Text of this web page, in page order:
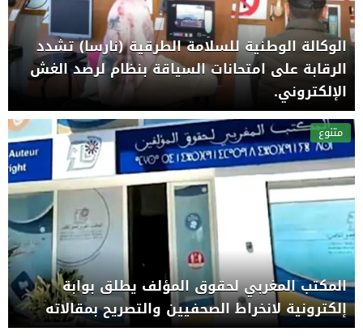
الوكالة الوطنية للسلامة الطرقية (نارسا) تشدد
الرقابة على امتحانات السياقة بنظام لرصد الغش
الإلكتروني.
متنوع
المكتب المغربي لحقوق المؤلف يطلق بوابة
إلكترونية لانخراط الصحفيين والتصريح بمقالاته